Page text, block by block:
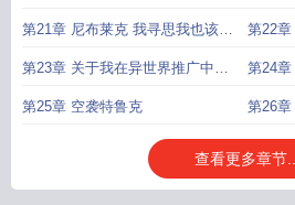
第21章 尼布莱克 我寻思我也该有
点战果啊
第22
第23章 关于我在异世界推广中文
的事情
第24
第25章 空袭特鲁克 第26
查看更多章节...